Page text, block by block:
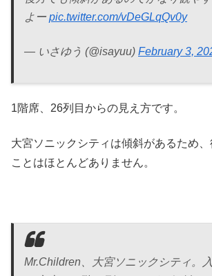
よーpic.twitter.com/vDeGLqQv0y
— いさゆう (@isayuu) February 3,
1階席、26列目からの見え方です。
大宮ソニックシティは傾斜があるため
ことはほとんどありません。
Mr.Children、大宮ソニックシティ。